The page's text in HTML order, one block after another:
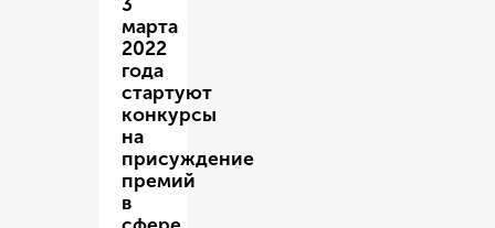
3
марта
2022
года
стартуют
конкурсы
на
присуждение
премий
в